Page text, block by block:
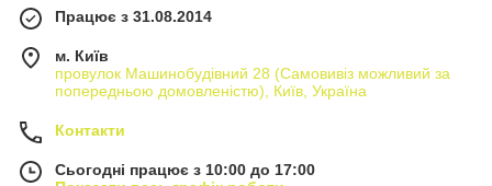
Працює з 31.08.2014
м. Київ
провулок Машинобудівний 28 (Самовивіз можливий за
попередньою домовленістю), Київ, Україна
Контакти
Сьогодні працює з 10:00 до 17:00